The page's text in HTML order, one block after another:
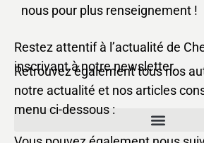
nous pour plus renseignement !
Restez attentif à l’actualité de
inscrivant à notre newsletter.
Retrouvez également tous nos
notre actualité et nos articles
menu ci-dessous :